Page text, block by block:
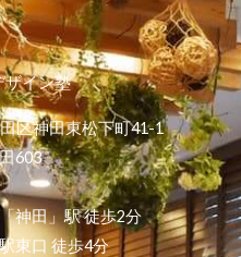
ザイン塾
区神田東松下町41-1
603
神田」駅 徒歩2分
東口 徒歩4分